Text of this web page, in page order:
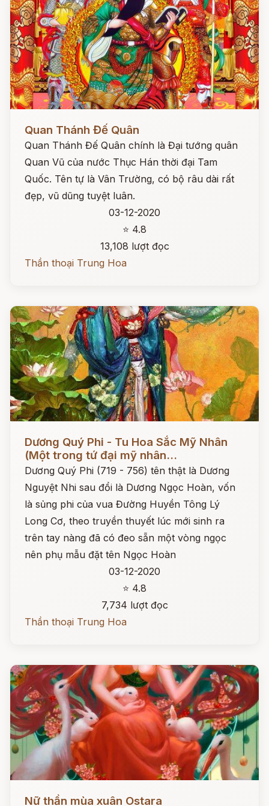
Quan Thánh Đế Quân
Quan Thánh Đế Quân chính là Đại tướng quân
Quan Vũ của nước Thục Hán thời đại Tam
Quốc. Tên tự là Vân Trường, có bộ râu dài rất
đẹp, vũ dũng tuyệt luân.
03-12-2020
⭐ 4.8
13,108 lượt đọc
Thần thoại Trung Hoa
Dương Quý Phi - Tu Hoa Sắc Mỹ Nhân
(Một trong tứ đại mỹ nhân...
Dương Quý Phi (719 - 756) tên thật là Dương
Nguyệt Nhi sau đổi là Dương Ngọc Hoàn, vốn
là sủng phi của vua Đường Huyền Tông Lý
Long Cơ, theo truyền thuyết lúc mới sinh ra
trên tay nàng đã có đeo sẵn một vòng ngọc
nên phụ mẫu đặt tên Ngọc Hoàn
03-12-2020
⭐ 4.8
7,734 lượt đọc
Thần thoại Trung Hoa
Nữ thần mùa xuân Ostara